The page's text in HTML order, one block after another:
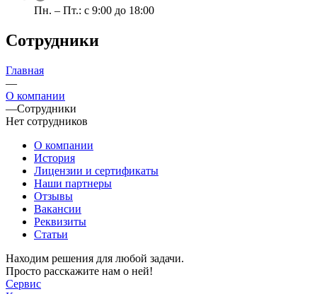
Пн. – Пт.: с 9:00 до 18:00
Сотрудники
Главная
—
О компании
—Сотрудники
Нет сотрудников
О компании
История
Лицензии и сертификаты
Наши партнеры
Отзывы
Вакансии
Реквизиты
Статьи
Находим решения для любой задачи.
Просто расскажите нам о ней!
Сервис